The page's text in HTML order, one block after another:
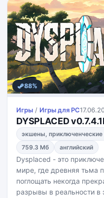
88%
Игры / Игры для PС
DYSPLACED
экшены, приключенческие
759.3 Мб
английский
Dysplaced - это
мире, где древняя тьма
поглощать некогда
разрывы в реальности в